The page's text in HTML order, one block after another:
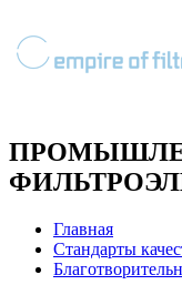
Главная
Стандарты